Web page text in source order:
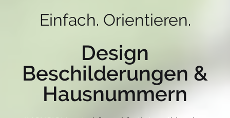
Einfach. Orientieren.
Design
Beschilderungen &
Hausnummern